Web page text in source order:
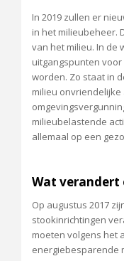
In 2019 zullen er
in het milieubeheer.
van het milieu. In de
uitgangspunten
worden. Zo staat in
milieu
milieubelastende
allemaal op een
Wat verandert
Op augustus 2017
stookinrichtingen
moeten volgens het
energiebesparende